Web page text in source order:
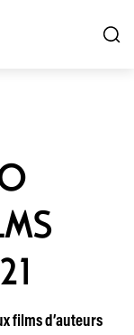
films d’auteurs